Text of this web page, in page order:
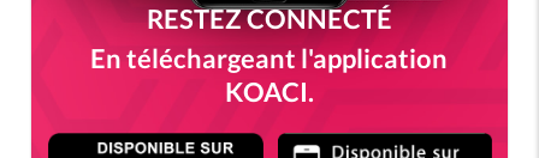
RESTEZ CONNECTÉ
En téléchargeant l'application
KOACI.